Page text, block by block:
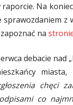
Na
sprawozdaniem
na
debacie nad
chęci
co